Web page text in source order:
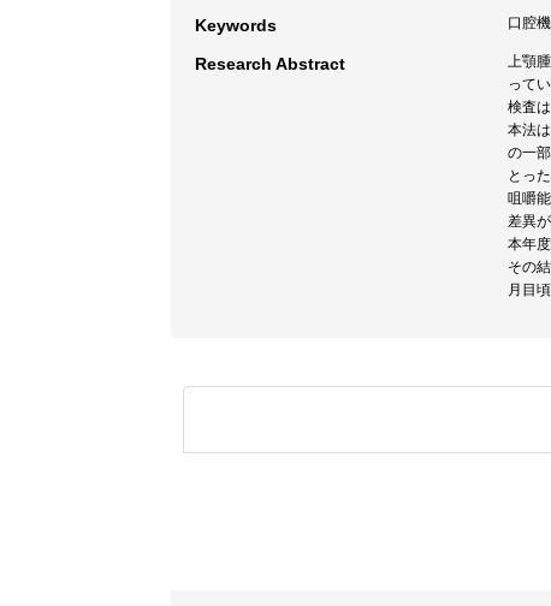
Keywords 口腔
Research Abstract
上顎
って
検査
本法
の一
とっ
咀嚼
差異
本年
その
月目